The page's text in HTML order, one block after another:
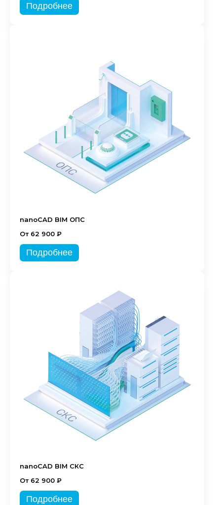
Подробнее
nanoCAD BIM ОПС
От 62 900 ₽
Подробнее
nanoCAD BIM СКС
От 62 900 ₽
Подробнее